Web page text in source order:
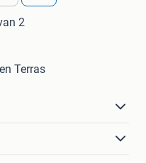
2
Terras